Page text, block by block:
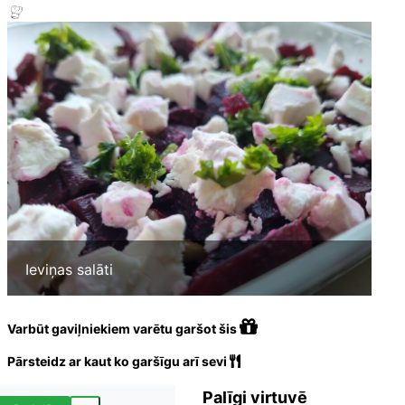
Ieviņas salāti
Varbūt gaviļniekiem varētu garšot šis
Pārsteidz ar kaut ko garšīgu arī sevi
Palīgi virtuvē